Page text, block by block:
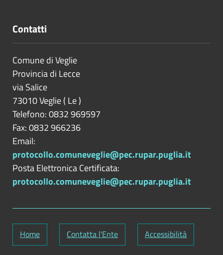
Contatti
Comune di Veglie
Provincia di Lecce
via Salice
73010Veglie( Le)
Telefono: 0832 969597
Fax: 0832 966236
Email:
protocollo.comuneveglie@pec.rupar.puglia.it
Posta Elettronica Certificata:
protocollo.comuneveglie@pec.rupar.puglia.it
Home Contatta l'Ente Accessibilità